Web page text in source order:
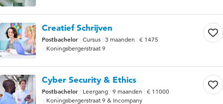
Creatief Schrijven
Postbachelor Cursus 3 maanden
€ 1475
Koningsbergerstraat 9
Cyber Security & Ethics
Postbachelor Leergang 9 maanden
€ 11000
Koningsbergerstraat 9 & Incompany